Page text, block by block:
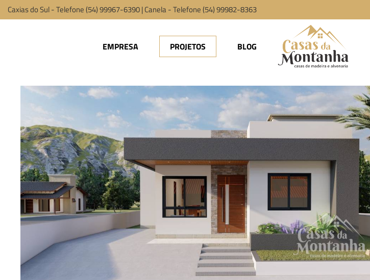
Caxias do Sul - Telefone (54) 99967-6390 | Canela - Telefone (54) 99982-8363
EMPRESA PROJETOS BLOG